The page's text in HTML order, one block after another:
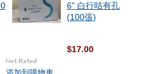
6" 白行咭有孔
(100張)
$17.00